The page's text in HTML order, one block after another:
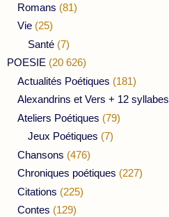
Romans (81)
Vie (25)
Santé (7)
POESIE (20 626)
Actualités Poétiques (181)
Alexandrins et Vers + 12 syllabes
Ateliers Poétiques (79)
Jeux Poétiques (7)
Chansons (476)
Chroniques poétiques (227)
Citations (225)
Contes (129)